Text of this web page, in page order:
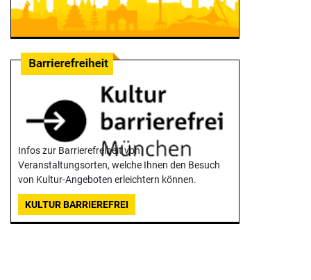
Infos zur Barrierefreiheit von
Veranstaltungsorten, welche Ihnen den Besuch
von Kultur-Angeboten erleichtern können.
KULTUR BARRIEREFREI